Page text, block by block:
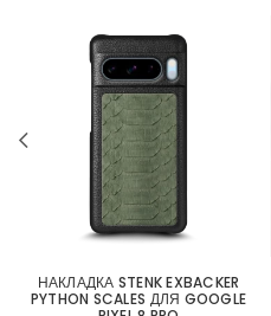
НАКЛАДКА STENK EXBACKER
PYTHON SCALES ДЛЯ GOOGLE